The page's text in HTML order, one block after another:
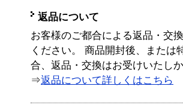
返品について
お客様のご都合による返品・交
ください。 商品開封後、または
合、返品・交換はお受けいたし
⇒返品について詳しくはこちら